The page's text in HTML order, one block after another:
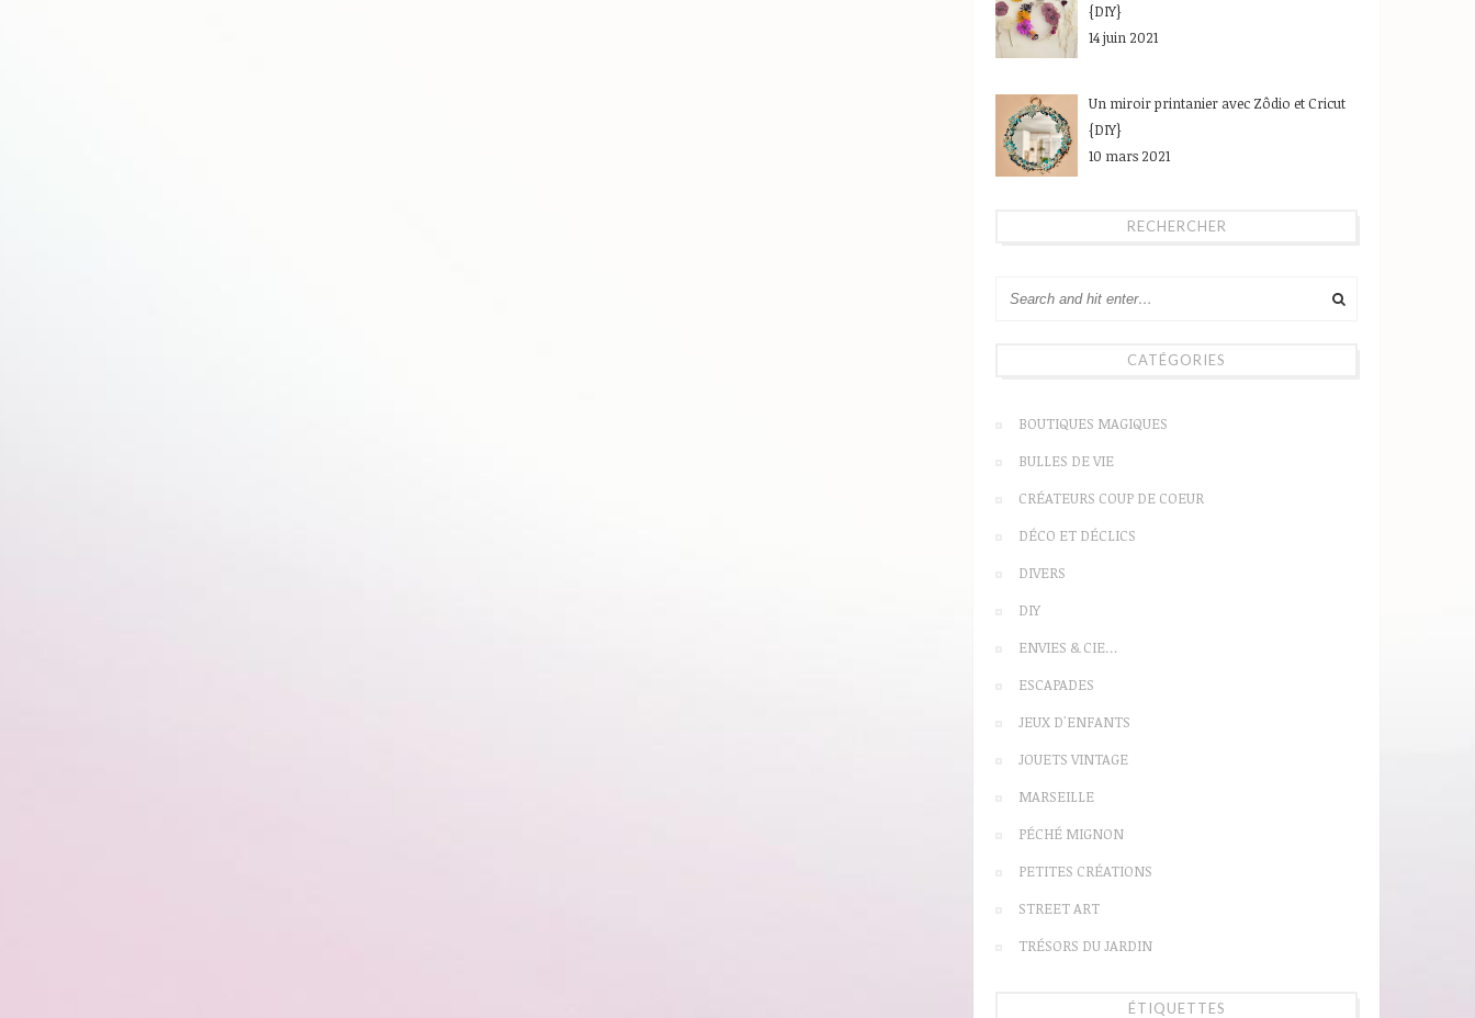
{DIY}
14 juin 2021
Un miroir printanier avec Zôdio et Cricut
{DIY}
10 mars 2021
RECHERCHER
CATÉGORIES
BOUTIQUES MAGIQUES
BULLES DE VIE
CRÉATEURS COUP DE COEUR
DÉCO ET DÉCLICS
DIVERS
DIY
ENVIES & CIE…
ESCAPADES
JEUX D'ENFANTS
JOUETS VINTAGE
MARSEILLE
PÉCHÉ MIGNON
PETITES CRÉATIONS
STREET ART
TRÉSORS DU JARDIN
ÉTIQUETTES